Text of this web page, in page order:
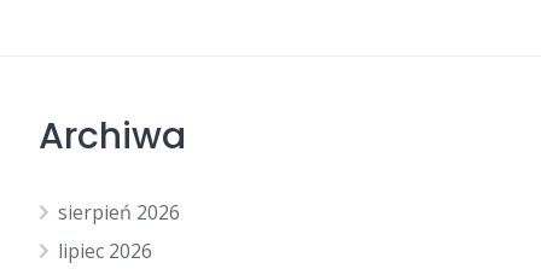
Archiwa
sierpień 2026
lipiec 2026